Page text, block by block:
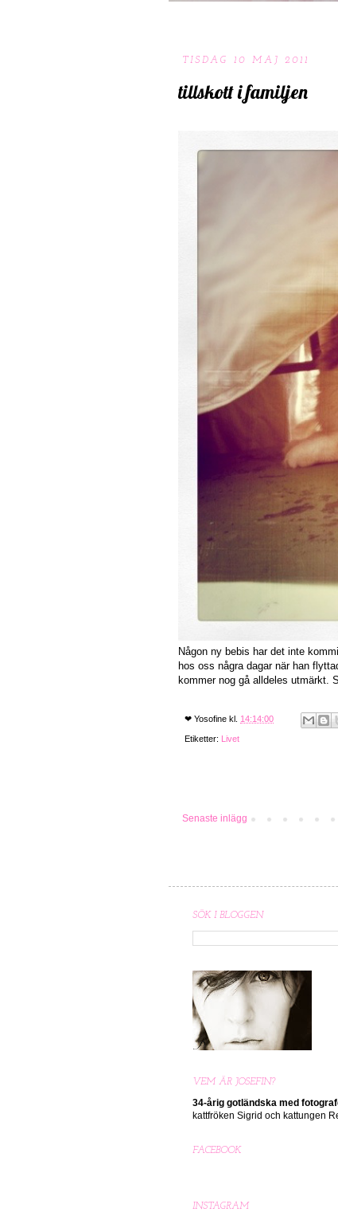
TISDAG 10 MAJ 2011
tillskott i familjen
Någon ny bebis har det inte
hos oss några dagar när han
kommer nog gå alldeles utmärkt.
❤ Yosofine kl. 14:14:00
Etiketter: Livet
Senaste inlägg
SÖK I BLOGGEN
VEM ÄR JOSEFIN?
34-årig gotländska med
kattfröken Sigrid och kattungen
FACEBOOK
INSTAGRAM